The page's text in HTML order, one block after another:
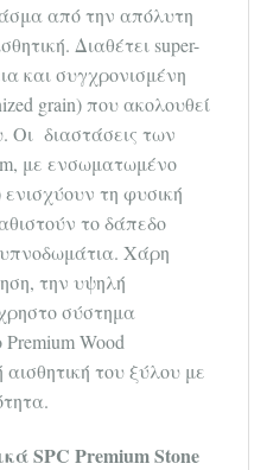
από την απόλυτη
Διαθέτει super-
και συγχρονισμένη
grain) που ακολουθεί
Οι διαστάσεις των
με ενσωματωμένο
τη φυσική
το δάπεδο
υπνοδωμάτια. Χάρη
την υψηλή
σύστημα
Wood
του ξύλου με
SPC Premium Stone